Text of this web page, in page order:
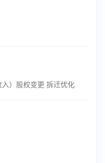
）股权变更 拆迁优化